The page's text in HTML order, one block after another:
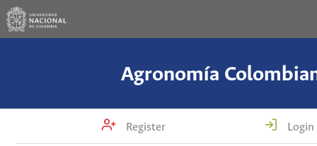
Agronomía
Register Login